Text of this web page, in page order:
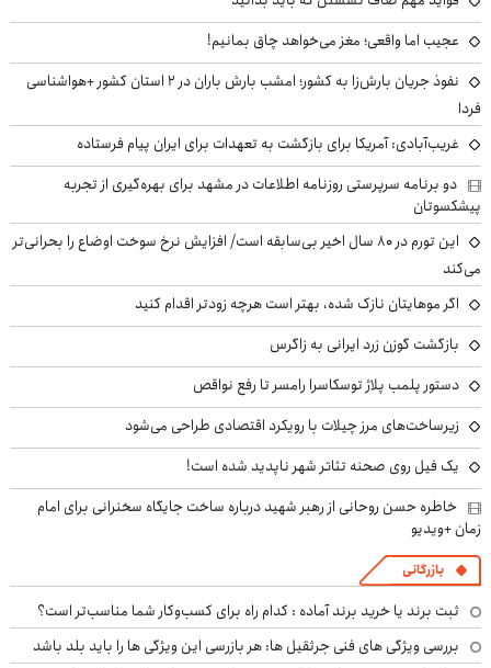
عجیب اما واقعی؛ مغز می‌خواهد چاق بمانیم!
نفوذ جریان بارش‌زا به کشور؛ امشب بارش باران در ۲ استان کشور +هواشناسی
فردا
غریب‌آبادی: آمریکا برای بازگشت به تعهدات برای ایران پیام فرستاده
دو برنامه سرپرستی روزنامه اطلاعات در مشهد برای بهره‌گیری از تجربه
پیشکسوتان
این تورم در ۸۰ سال اخیر بی‌سابقه است/ افزایش نرخ سوخت اوضاع را بحرانی‌تر
می‌کند
اگر موهایتان نازک شده، بهتر است هرچه زودتر اقدام کنید
بازگشت گوزن زرد ایرانی به زاگرس
دستور پلمب پلاژ توسکاسرا رامسر تا رفع نواقص
زیرساخت‌های مرز چیلات با رویکرد اقتصادی طراحی می‌شود
یک فیل روی صحنه تئاتر شهر ناپدید شده است!
خاطره حسن روحانی از رهبر شهید درباره ساخت جایگاه سخنرانی برای امام
زمان +ویدیو
بازرگانی
ثبت برند یا خرید برند آماده : کدام راه برای کسب‌وکار شما مناسب‌تر است؟
بررسی ویژگی های فنی جرثقیل ها: هر بازرسی این ویژگی ها را باید بلد باشد